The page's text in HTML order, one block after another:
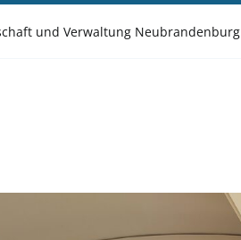
und Verwaltung Neubrandenburg